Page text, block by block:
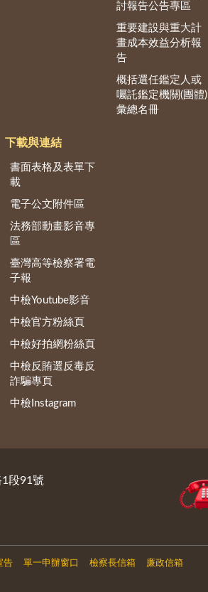
討報告公告專區
重要建設與重大計
畫成本效益分析報
告
概括選任鑑定人或
囑託鑑定機關(團體)
彙總名冊
下載與連結
書面表格及表單下
載
電子公文附件區
法務部動畫影音專
區
臺灣高等檢察署電
子報
中檢Youtube影音
中檢官方粉絲頁
中檢好拍網粉絲頁
中檢反賄選反毒反
詐騙專頁
中檢Instagram
段91號
告 單一申辦窗口 檢察長信箱 廉政信箱